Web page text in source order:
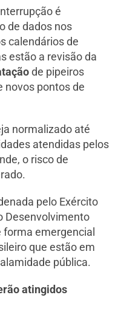
é
de dados nos
calendários de
estão a revisão da
de pipeiros
novos pontos de
normalizado até
atendidas pelos
o risco de
pelo Exército
Desenvolvimento
forma emergencial
que estão em
pública.
atingidos